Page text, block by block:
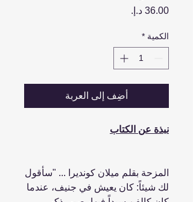
الكمية *
أضِف إلى العربة
نبذة عن الكتاب
المزحة بقلم ميلان كونديرا ... "سأقول
لك شيئاً: كان يعيش في جنيف، عندما